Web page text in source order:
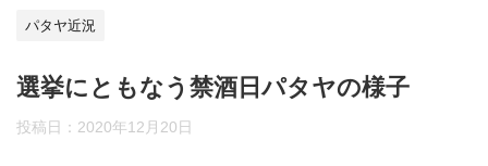
パタヤ近況
選挙にともなう禁酒日パタヤの様子
投稿日： 2020年12月20日